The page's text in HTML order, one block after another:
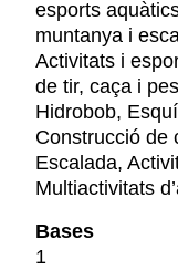
esports
muntanya i
Activitats i
de tir, caça i
Hidrobob,
Construcció de
Escalada,
Multiactivitats
Bases
1